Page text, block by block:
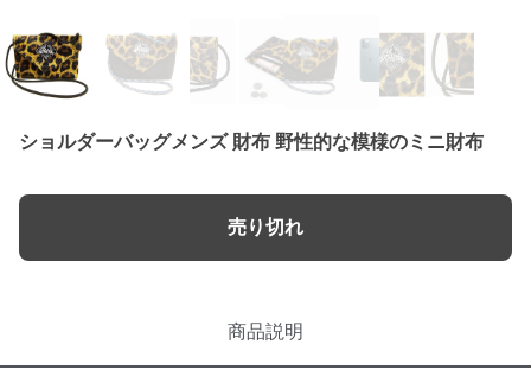
ショルダーバッグメンズ 財布 野性的な模様のミニ財布
売り切れ
商品説明